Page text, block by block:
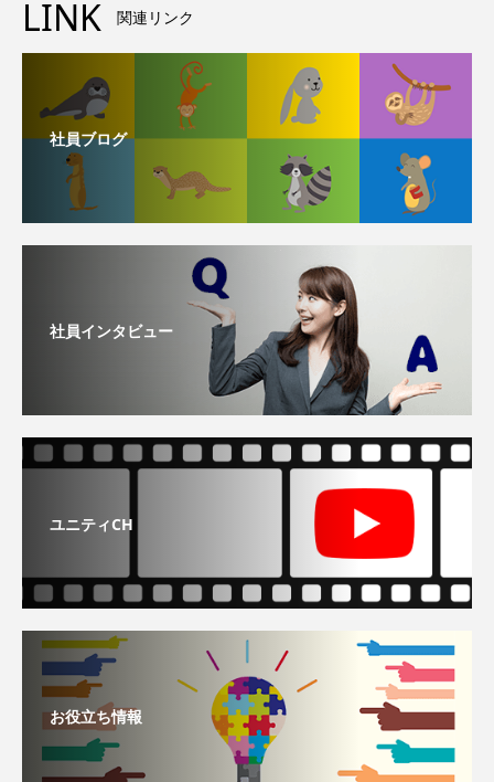
LINK 関連リンク
社員ブログ
社員インタビュー
ユニティCH
お役立ち情報